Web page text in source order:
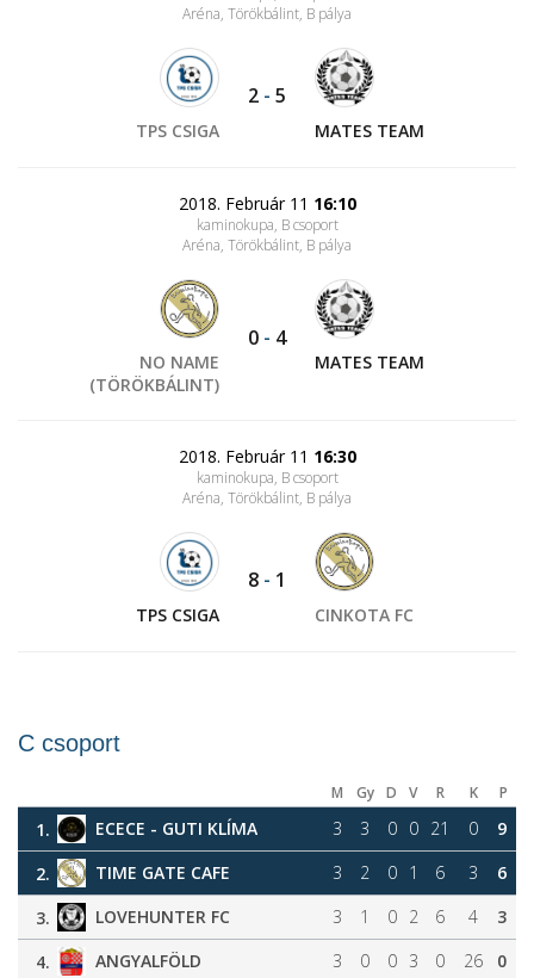
Aréna, Törökbálint, B pálya
TPS CSIGA
2 - 5
MATES TEAM
2018. Február 11 16:10
kaminokupa, B csoport
Aréna, Törökbálint, B pálya
NO NAME
(TÖRÖKBÁLINT)
0 - 4
MATES TEAM
2018. Február 11 16:30
kaminokupa, B csoport
Aréna, Törökbálint, B pálya
TPS CSIGA
8 - 1
CINKOTA FC
C csoport
M Gy D V R K P
1. ECECE - GUTI KLÍMA 3 3 0 0 21 0
9
2.
TIME GATE CAFE 3 2 0 1 6 3
6
3.
LOVEHUNTER FC 3 1 0 2 6 4
3
4.
ANGYALFÖLD 3 0 0 3 0 26 0